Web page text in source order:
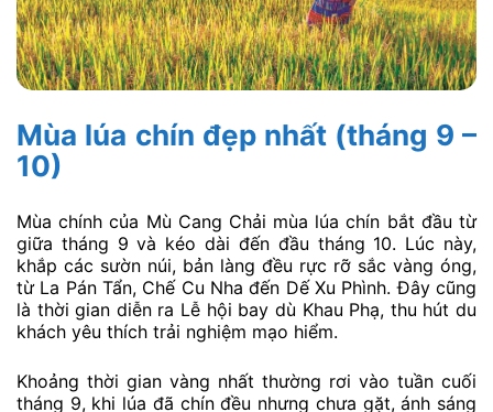
Mùa lúa chín đẹp nhất (tháng 9 –
10)
Mùa chính của Mù Cang Chải mùa lúa chín bắt đầu từ
giữa tháng 9 và kéo dài đến đầu tháng 10. Lúc này,
khắp các sườn núi, bản làng đều rực rỡ sắc vàng óng,
từ La Pán Tẩn, Chế Cu Nha đến Dế Xu Phình. Đây cũng
là thời gian diễn ra Lễ hội bay dù Khau Phạ, thu hút du
khách yêu thích trải nghiệm mạo hiểm.
Khoảng thời gian vàng nhất thường rơi vào tuần cuối
tháng 9, khi lúa đã chín đều nhưng chưa gặt, ánh sáng